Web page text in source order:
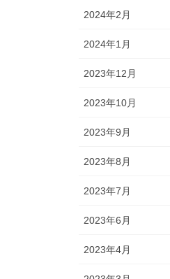
2024年2月
2024年1月
2023年12月
2023年10月
2023年9月
2023年8月
2023年7月
2023年6月
2023年4月